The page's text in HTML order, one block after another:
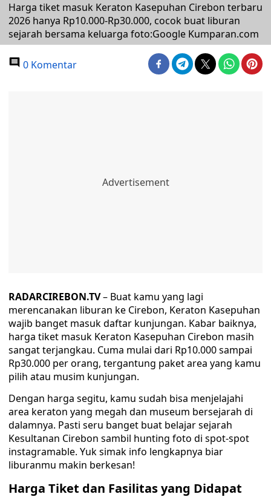
Harga tiket masuk Keraton Kasepuhan Cirebon terbaru
2026 hanya Rp10.000-Rp30.000, cocok buat liburan
sejarah bersama keluarga foto:Google Kumparan.com
0 Komentar
RADARCIREBON.TV– Buat kamu yang lagi
merencanakan liburan ke Cirebon, Keraton Kasepuhan
wajib banget masuk daftar kunjungan. Kabar baiknya,
harga tiket masuk Keraton Kasepuhan Cirebon masih
sangat terjangkau. Cuma mulai dari Rp10.000 sampai
Rp30.000 per orang, tergantung paket area yang kamu
pilih atau musim kunjungan.
Dengan harga segitu, kamu sudah bisa menjelajahi
area keraton yang megah dan museum bersejarah di
dalamnya. Pasti seru banget buat belajar sejarah
Kesultanan Cirebon sambil hunting foto di spot-spot
instagramable. Yuk simak info lengkapnya biar
liburanmu makin berkesan!
Harga Tiket dan Fasilitas yang Didapat